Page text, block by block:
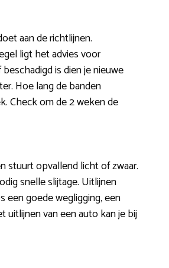
aan de richtlijnen.
ligt het advies voor
is dien je nieuwe
Hoe lang de banden
Check om de 2 weken de
stuurt opvallend licht of zwaar.
snelle slijtage. Uitlijnen
goede wegligging, een
uitlijnen van een auto kan je bij